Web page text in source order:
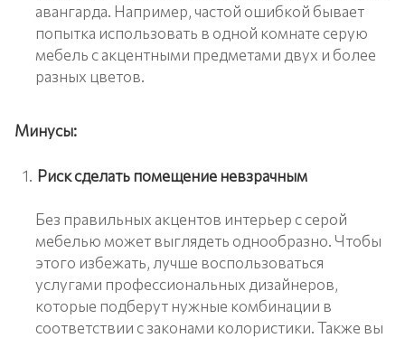
авангарда. Например, частой ошибкой бывает
попытка использовать в одной комнате серую
мебель с акцентными предметами двух и более
разных цветов.
Минусы:
Риск сделать помещение невзрачным
Без правильных акцентов интерьер с серой
мебелью может выглядеть однообразно. Чтобы
этого избежать, лучше воспользоваться
услугами профессиональных дизайнеров,
которые подберут нужные комбинации в
соответствии с законами колористики. Также вы